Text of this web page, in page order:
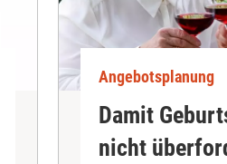
Angebotsplanung
Damit
nicht